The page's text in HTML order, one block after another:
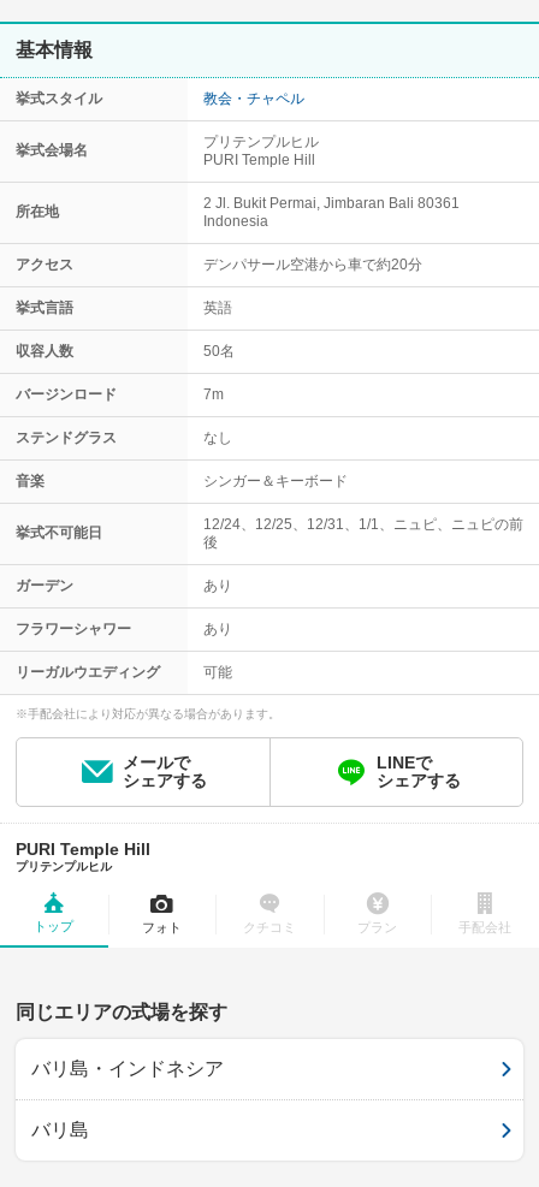
基本情報
挙式スタイル 教会・チャペル
挙式会場名
プリテンプルヒル
PURI Temple Hill
所在地
2 Jl. Bukit Permai, Jimbaran Bali 80361
Indonesia
アクセス デンパサール空港から車で約20分
挙式言語 英語
収容人数 50名
バージンロード 7m
ステンドグラス なし
音楽 シンガー＆キーボード
挙式不可能日
12/24、12/25、12/31、1/1、ニュピ、ニュピの前
後
ガーデン あり
フラワーシャワー あり
リーガルウエディング 可能
※手配会社により対応が異なる場合があります。
メールで
シェアする
LINEで
シェアする
PURI Temple Hill
プリテンプルヒル
トップ フォト クチコミ プラン 手配会社
同じエリアの式場を探す
バリ島・インドネシア
バリ島